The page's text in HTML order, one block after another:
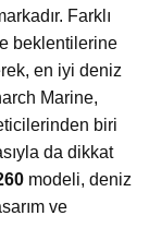
Farklı
beklentilerine
en iyi deniz
Marine,
biri
da dikkat
modeli, deniz
ve